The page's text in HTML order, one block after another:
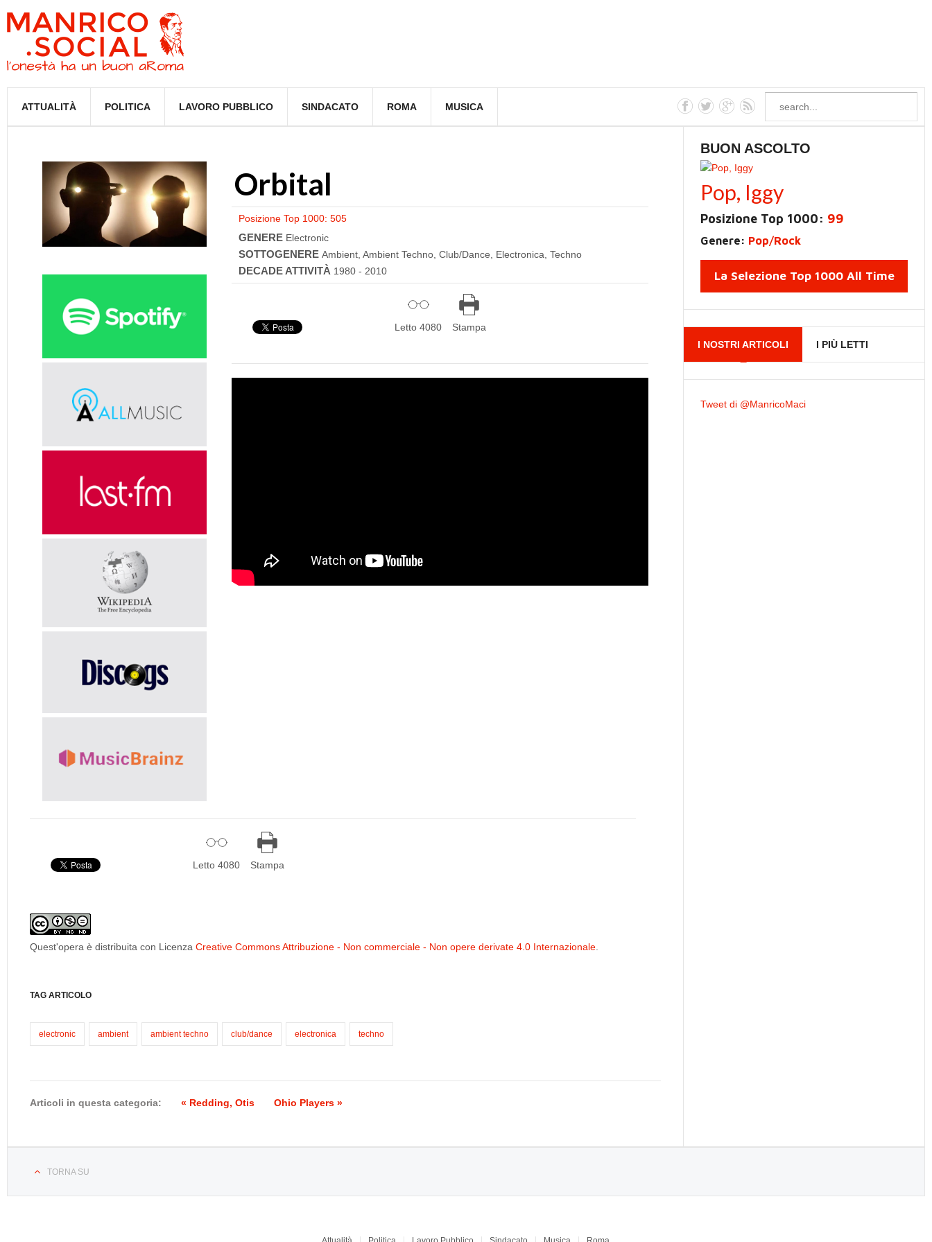
ATTUALITÀ POLITICA LAVORO PUBBLICO SINDACATO ROMA MUSICA
Orbital
Posizione Top 1000: 505
GENERE Electronic
SOTTOGENEREAmbient, Ambient Techno, Club/Dance, Electronica, Techno
DECADE ATTIVITÀ 1980 - 2010
Letto 4080 Stampa
Letto 4080 Stampa
Quest'opera è distribuita con Licenza Creative Commons Attribuzione - Non commerciale - Non opere derivate 4.0 Internazionale
TAG ARTICOLO
electronic ambient ambient techno club/dance electronica techno
Articoli in questa categoria: « Redding, Otis Ohio Players »
BUON ASCOLTO
Pop, Iggy
Posizione Top 1000: 99
Genere: Pop/Rock
La Selezione Top 1000 All Time
I NOSTRI ARTICOLI I PIÙ LETTI
Tweet di @ManricoMaci
TORNA SU